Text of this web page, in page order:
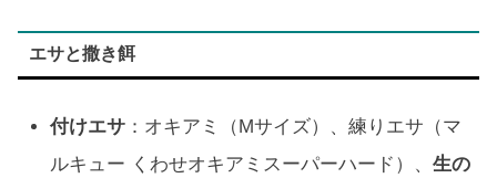
エサと撒き餌
付けエサ ：オキアミ（Mサイズ）、練りエサ（マ
ルキュー くわせオキアミスーパーハード）、生の